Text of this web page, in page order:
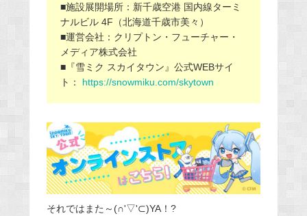
■施設展開場所：新千歳空港 国内線ターミ
ナルビル 4F（北海道千歳市美々）
■運営会社：クリプトン・フューチャー・
メディア株式会社
■『雪ミク スカイタウン』公式WEBサイ
ト：
https://snowmiku.com/skytown
それではまた～(∩'▽'⊂)YA！?